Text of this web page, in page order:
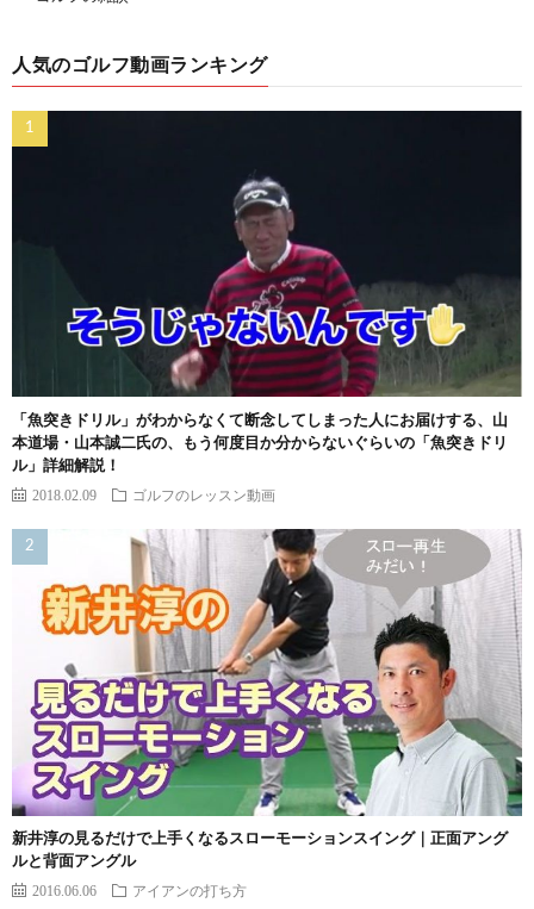
人気のゴルフ動画ランキング
「魚突きドリル」がわからなくて断念してしまった人にお届けする、山
本道場・山本誠二氏の、もう何度目か分からないぐらいの「魚突きドリ
ル」詳細解説！
2018.02.09 ゴルフのレッスン動画
新井淳の見るだけで上手くなるスローモーションスイング｜正面アング
ルと背面アングル
2016.06.06 アイアンの打ち方